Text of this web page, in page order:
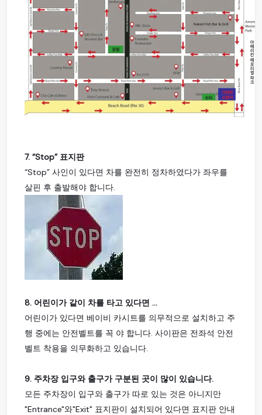
7. “Stop” 표지판
“Stop” 사인이 있다면 차를 완전히 정차하였다가 좌우를
살핀 후 출발해야 합니다.
8. 어린이가 같이 차를 타고 있다면 ...
어린이가 있다면 베이비 카시트를 의무적으로 설치하고 주
행 중에는 안전벨트를 꼭 야 합니다. 사이판은 전좌석 안전
벨트 착용을 의무화하고 있습니다.
9. 주차장 입구와 출구가 구분된 곳이 많이 있습니다.
모든 주차장이 입구와 출구가 따로 있는 것은 아니지만
"Entrance"와"Exit" 표지판이 설치되어 있다면 표지판 안내